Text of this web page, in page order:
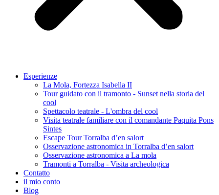
Esperienze
La Mola, Fortezza Isabella II
Tour guidato con il tramonto - Sunset nella storia del
cool
Spettacolo teatrale - L'ombra del cool
Visita teatrale familiare con il comandante Paquita Pons
Sintes
Escape Tour Torralba d’en salort
Osservazione astronomica in Torralba d’en salort
Osservazione astronomica a La mola
Tramonti a Torralba - Visita archeologica
Contatto
il mio conto
Blog